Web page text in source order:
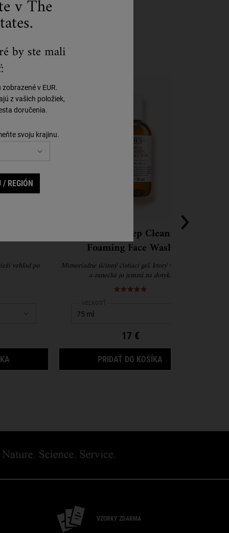
vzhľad po
MIDNIGHT RECOVERY CONCENTRATE
Calendula Deep Cleansing
Foaming Face Wash
Mimoriadne účinný čistiaci gél, ktorý vyčistí pleť
a zanechá ju jemnú na dotyk.
Select a
VEĽKOSŤ
17 €
PRIDAŤ DO KOŠÍKA
VZORKY ZDARMA
v The
by ste mali
v EUR.
z vašich položiek,
doručenia.
svoju krajinu.
REGIÓN